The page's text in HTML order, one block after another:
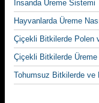
İnsanda Üreme Sistemi
Hayvanlarda Üreme
Çiçekli Bitkilerde Polen
Çiçekli Bitkilerde Üreme
Tohumsuz Bitkilerde ve